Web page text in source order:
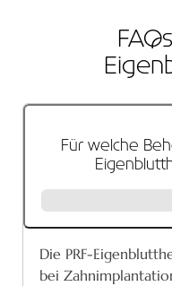
Für welche
Die PRF-
bei